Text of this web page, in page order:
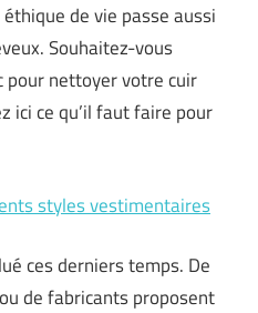
de vie passe aussi
Souhaitez-vous
pour nettoyer votre cuir
ici ce qu’il faut faire pour
styles vestimentaires
ces derniers temps. De
de fabricants proposent